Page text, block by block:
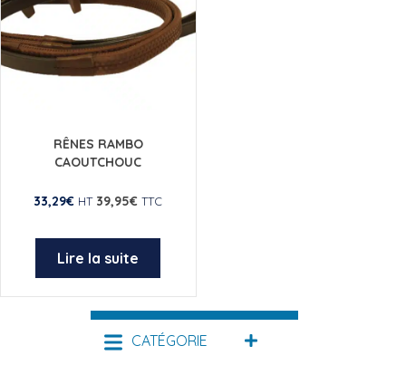
CATÉGORIE DÉPLIER
peuvent
choisies
sur
produit
RÊNES RAMBO
CAOUTCHOUC
33,29€ HT 39,95€ TTC
Lire la suite